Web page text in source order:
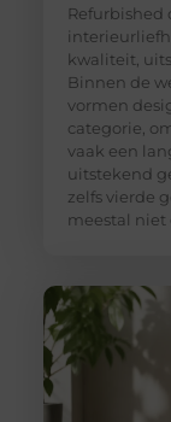
Refurbished
kwaliteit,
Binnen de
vormen
categorie,
vaak een
uitstekend
zelfs vierde
meestal niet